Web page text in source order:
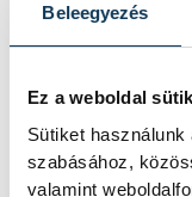
Beleegyezés
Ez a weboldal
Sütiket
szabásához,
valamint
A részletes
sport